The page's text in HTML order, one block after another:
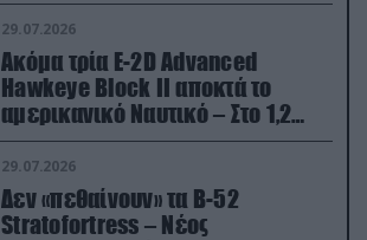
29.07.2026
Ακόμα τρία E-2D Advanced
Hawkeye Block II αποκτά το
αμερικανικό Ναυτικό – Στο 1,2
δισ.δολάρια το κόστος
29.07.2026
Δεν «πεθαίνουν» τα Β-52
Stratofortress – Νέος